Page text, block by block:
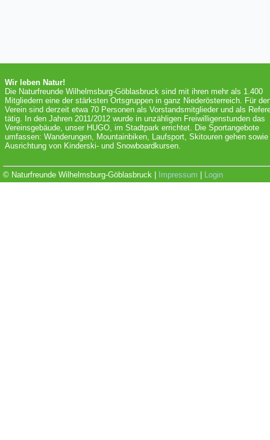
Wir leben Natur!
Die Naturfreunde Wilhelmsburg-Göblasbruck sind mit ihren mehr als 1.400
Mitgliedern eine der stärksten Ortsgruppen in ganz Niederösterreich. Für
Verein sind derzeit etwa 70 Personen als Vorstandsmitglieder und als
tätig. In den Jahren 2011/2012 wurde in unzähligen Freiwilligenstunden das
Vereinsgebäude, unser HUGO, im Stadtpark errichtet. Die Sportangebote
umfassen: Wanderungen, Mountainbiken, Laufsport, Skitouren gehen sowie
Ausrichtung von Kinderski- und Snowboardkursen.
© Naturfreunde Wilhelmsburg-Göblasbruck | Impressum Login